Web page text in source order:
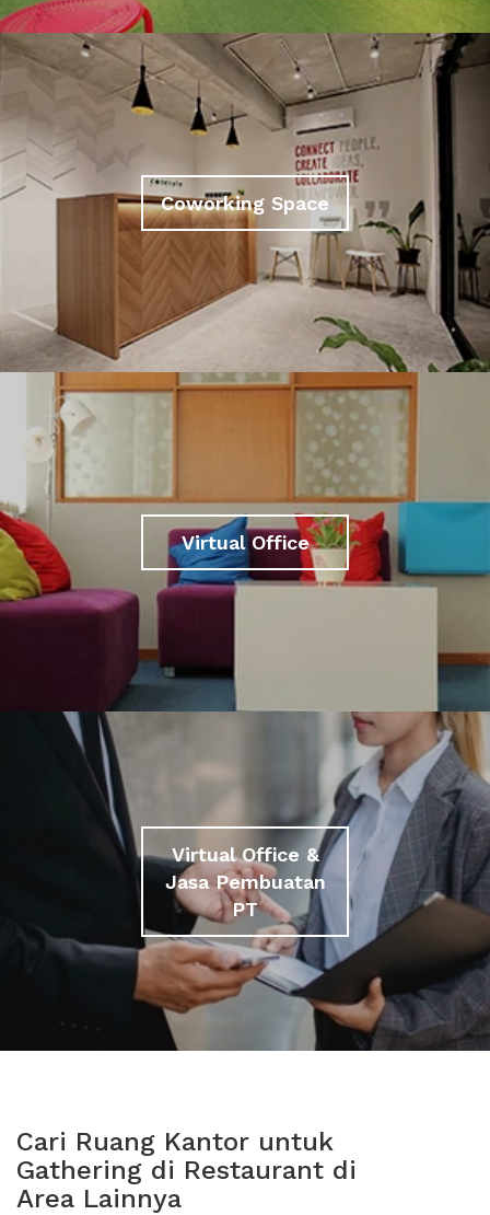
Coworking Space
Virtual Office
Virtual Office &
Jasa Pembuatan
PT
Cari Ruang Kantor untuk
Gathering di Restaurant di
Area Lainnya